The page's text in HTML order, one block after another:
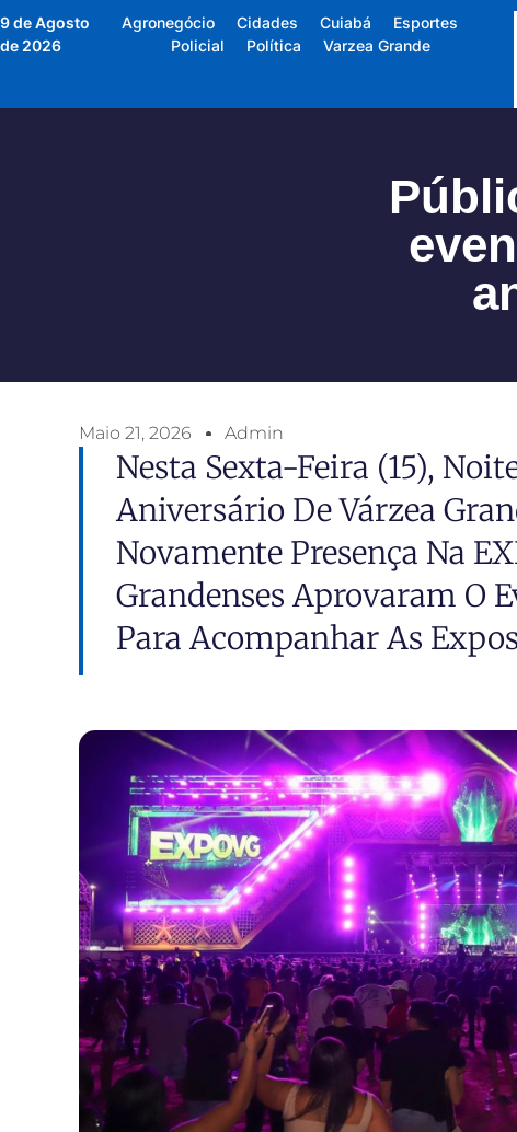
9 de Agosto
de 2026
Agronegócio Cidades Cuiabá
Esportes
Policial
Política Varzea Grande
Maio 21, 2026 Admin
Nesta Sexta-Feira (15),
Aniversário De Várzea
Novamente Presença Na
Grandenses Aprovaram O
Para Acompanhar As